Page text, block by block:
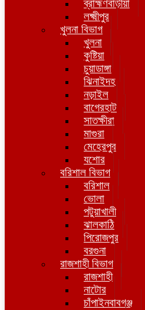
ব্রাহ্মণবাড়ীয়া
লক্ষ্মীপুর
খুলনা বিভাগ
খুলনা
কুষ্টিয়া
চুয়াডাঙ্গা
ঝিনাইদহ
নড়াইল
বাগেরহাট
সাতক্ষীরা
মাগুরা
মেহেরপুর
যশোর
বরিশাল বিভাগ
বরিশাল
ভোলা
পটুয়াখালী
ঝালকাঠি
পিরোজপুর
বরগুনা
রাজশাহী বিভাগ
রাজশাহী
নাটোর
চাঁপাইনবাবগঞ্জ